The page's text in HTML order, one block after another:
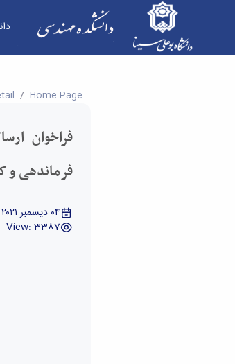
فراخوان ارسال مقالات سیزدهمین
Home Page
فراخوان
فرماندهی و
٠٤ ديسمبر ٢٠٢١ ٠٢:٣٤
View: 3387